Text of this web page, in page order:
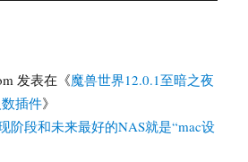
发表在《魔兽世界12.0.1至暗之夜
插件》
阶段和未来最好的NAS就是“mac设